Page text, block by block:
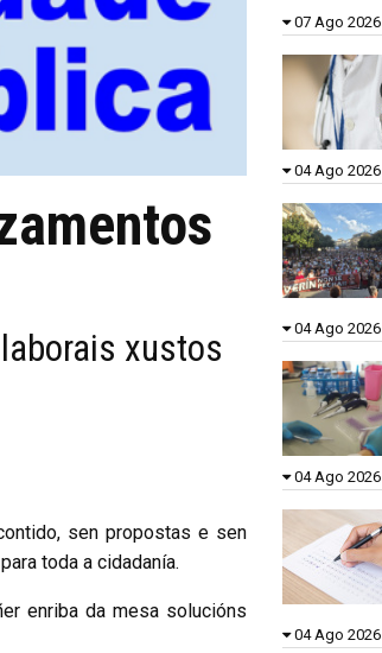
xustos
sen propostas e sen
toda a cidadanía.
enriba da mesa solucións
07 Ago 2026
04 Ago 2026
04 Ago 2026
04 Ago 2026
04 Ago 2026